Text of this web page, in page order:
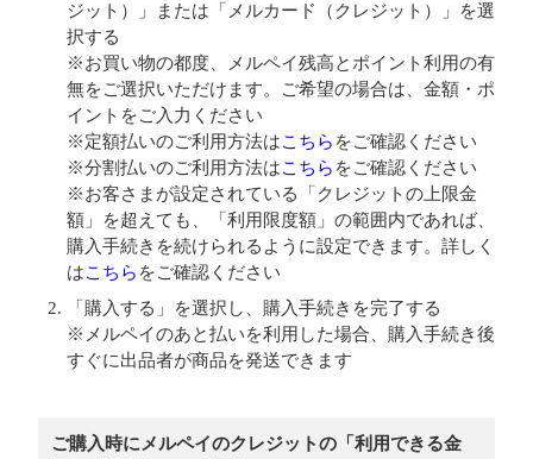
ジット）」または「メルカード（クレジット）」を選
択する
※お買い物の都度、メルペイ残高とポイント利用の有
無をご選択いただけます。ご希望の場合は、金額・ポ
イントをご入力ください
※定額払いのご利用方法はこちら をご確認ください
※分割払いのご利用方法はこちら をご確認ください
※お客さまが設定されている「クレジットの上限金
額」を超えても、「利用限度額」の範囲内であれば、
購入手続きを続けられるように設定できます。詳しく
はこちら をご確認ください
「購入する」を選択し、購入手続きを完了する
※メルペイのあと払いを利用した場合、購入手続き後
すぐに出品者が商品を発送できます
ご購入時にメルペイのクレジットの「利用できる金